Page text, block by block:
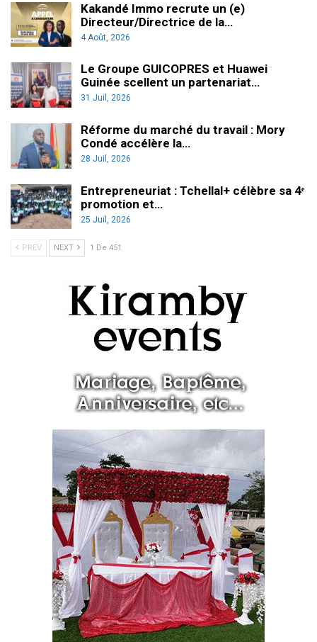
Kakandé Immo recrute un (e)
Directeur/Directrice de la…
4 Août, 2026
Le Groupe GUICOPRES et Huawei
Guinée scellent un partenariat…
31 Juil, 2026
Réforme du marché du travail : Mory
Condé accélère la…
28 Juil, 2026
Entrepreneuriat : Tchellal+ célèbre sa 4ᵉ
promotion et…
25 Juil, 2026
PREV NEXT 1 De 451